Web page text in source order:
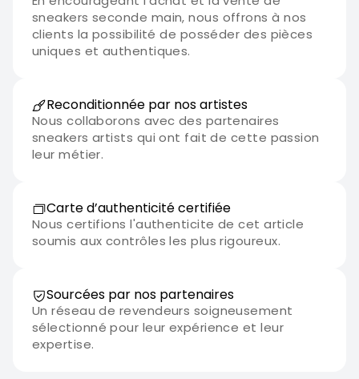
sneakers seconde main, nous offrons à nos
clients la possibilité de posséder des pièces
uniques et authentiques.
Reconditionnée par nos artistes
Nous collaborons avec des partenaires
sneakers artists qui ont fait de cette passion
leur métier.
Carte d’authenticité certifiée
Nous certifions l'authenticite de cet article
soumis aux contrôles les plus rigoureux.
Sourcées par nos partenaires
Un réseau de revendeurs soigneusement
sélectionné pour leur expérience et leur
expertise.